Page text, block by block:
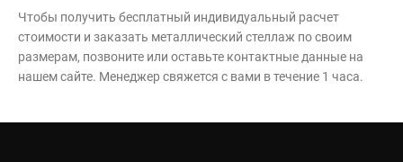
Чтобы получить бесплатный индивидуальный расчет
стоимости и заказать металлический стеллаж по своим
размерам, позвоните или оставьте контактные данные на
нашем сайте. Менеджер свяжется с вами в течение 1 часа.